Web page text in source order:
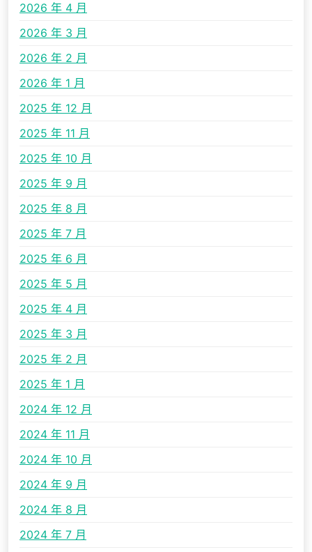
2026 年 4 月
2026 年 3 月
2026 年 2 月
2026 年 1 月
2025 年 12 月
2025 年 11 月
2025 年 10 月
2025 年 9 月
2025 年 8 月
2025 年 7 月
2025 年 6 月
2025 年 5 月
2025 年 4 月
2025 年 3 月
2025 年 2 月
2025 年 1 月
2024 年 12 月
2024 年 11 月
2024 年 10 月
2024 年 9 月
2024 年 8 月
2024 年 7 月